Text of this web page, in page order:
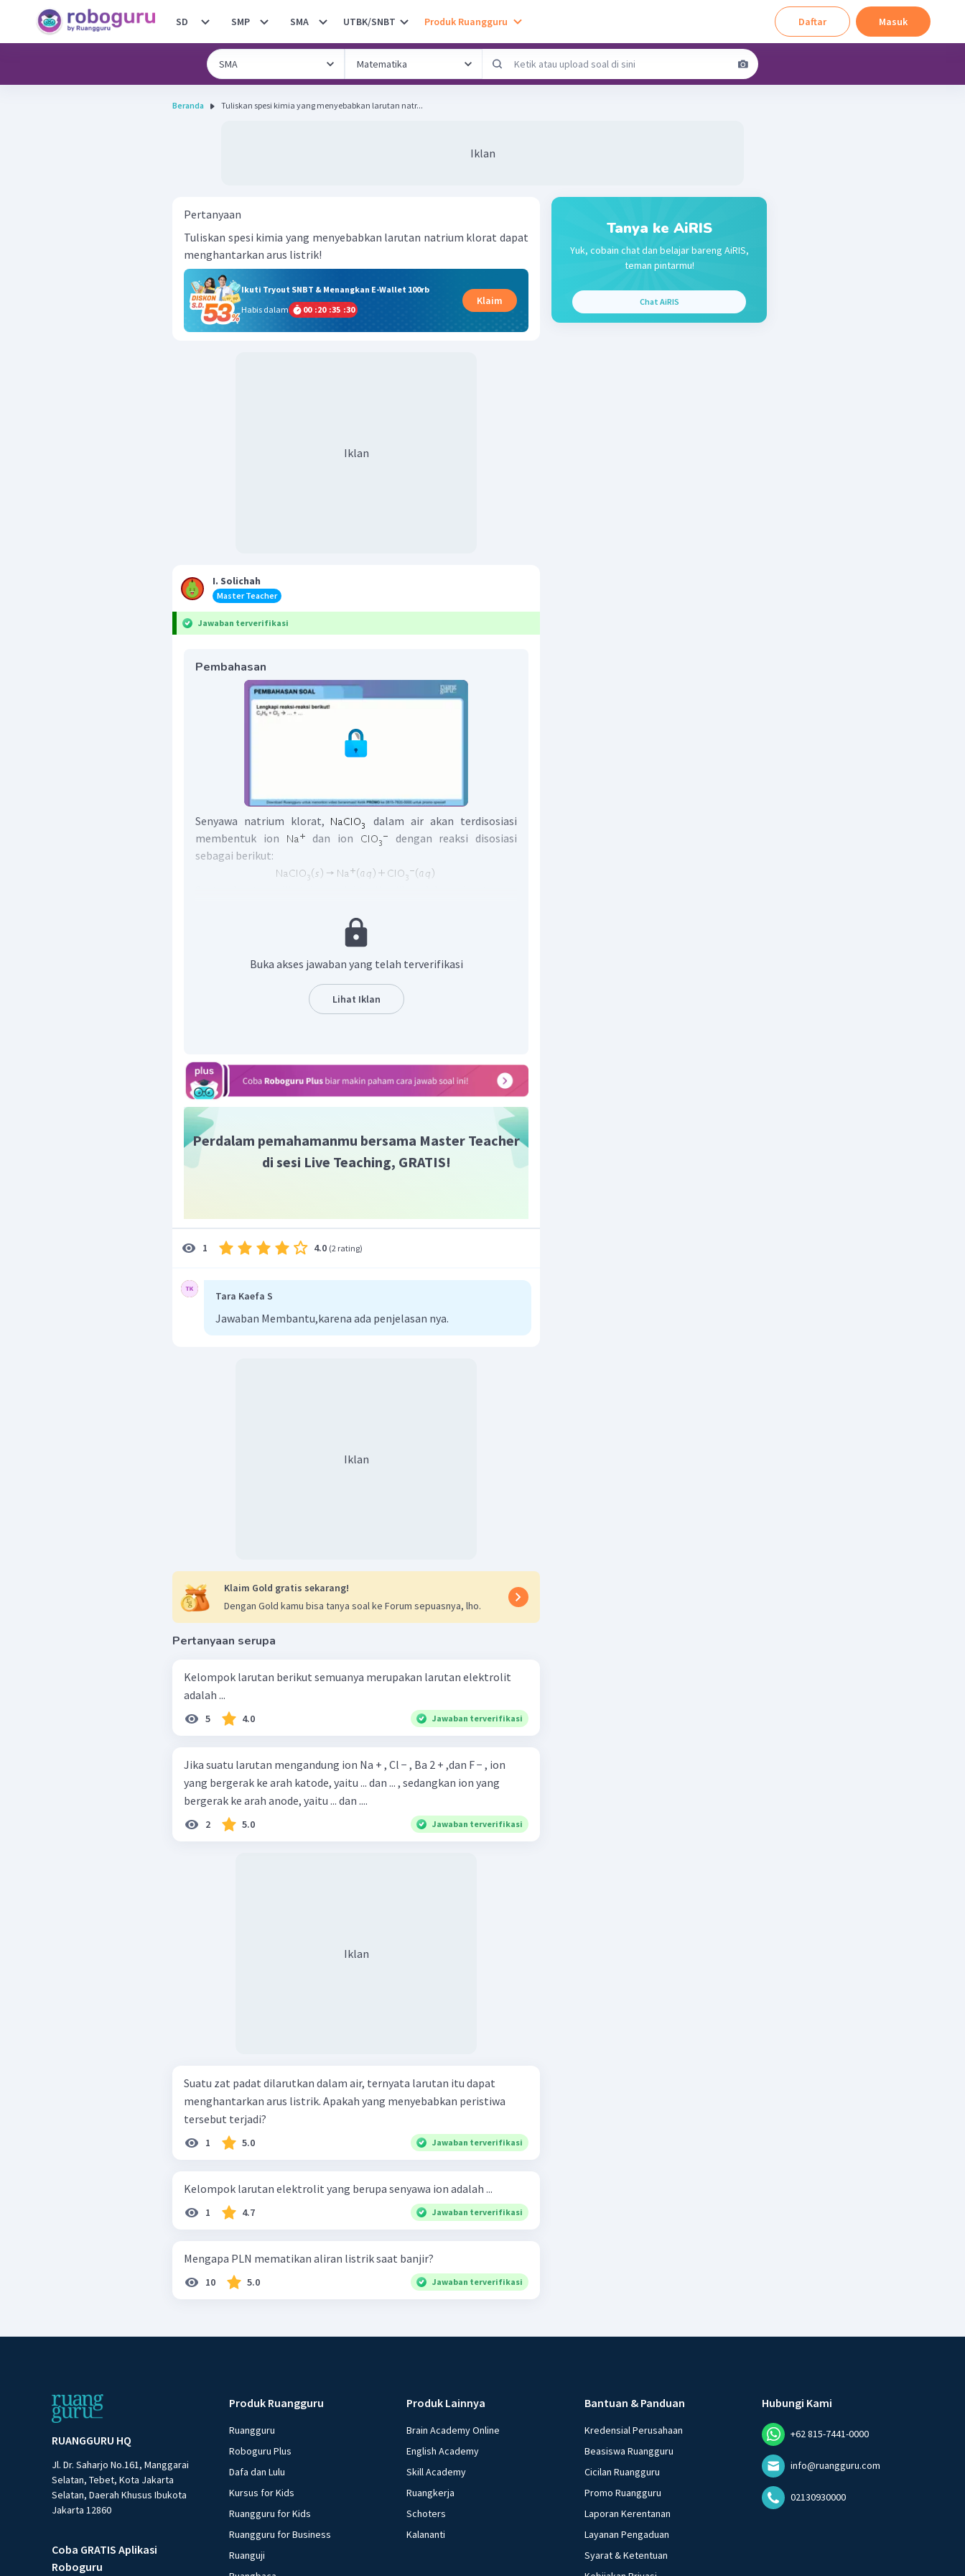
SD SMP SMA UTBK/SNBT Produk Ruangguru Daftar Masuk
Beranda Tuliskan spesi kimia yang menyebabkan larutan natr...
Iklan
Pertanyaan
Tuliskan spesi kimia yang menyebabkan larutan natrium klorat dapat
menghantarkan arus listrik!
Ikuti Tryout SNBT & Menangkan E-Wallet 100rb
Habis dalam
00 :20 :35 :29
Klaim
Iklan
I. Solichah
Master Teacher
Jawaban terverifikasi
Pembahasan
Senyawa natrium klorat,
dalam air akan terdisosiasi
membentuk ion
dan ion
dengan reaksi disosiasi
sebagai berikut:
dapat bergerak bebas. Ion-ion inilah yang membuat larutan
dapat menghantarkan arus listrik.
menghantarkan arus listrik pada larutan
Buka akses jawaban yang telah terverifikasi
Lihat Iklan
Perdalam pemahamanmu bersama Master Teacher
di sesi Live Teaching, GRATIS!
1 4.0 (2 rating)
Tara Kaefa S
Jawaban Membantu,karena ada penjelasan nya.
Iklan
Klaim Gold gratis sekarang!
Dengan Gold kamu bisa tanya soal ke Forum sepuasnya, lho.
Pertanyaan serupa
Kelompok larutan berikut semuanya merupakan larutan elektrolit
adalah ...
5 4.0 Jawaban terverifikasi
Jika suatu larutan mengandung ion Na + , Cl − , Ba 2 + ,dan F − , ion
yang bergerak ke arah katode, yaitu ... dan ... , sedangkan ion yang
bergerak ke arah anode, yaitu ... dan ....
2 5.0 Jawaban terverifikasi
Iklan
Suatu zat padat dilarutkan dalam air, ternyata larutan itu dapat
menghantarkan arus listrik. Apakah yang menyebabkan peristiwa
tersebut terjadi?
1 5.0 Jawaban terverifikasi
Kelompok larutan elektrolit yang berupa senyawa ion adalah ...
1 4.7 Jawaban terverifikasi
Mengapa PLN mematikan aliran listrik saat banjir?
10 5.0 Jawaban terverifikasi
Tanya ke AiRIS
Yuk, cobain chat dan belajar bareng AiRIS,
teman pintarmu!
Chat AiRIS
RUANGGURU HQ
Jl. Dr. Saharjo No.161, Manggarai
Selatan, Tebet, Kota Jakarta
Selatan, Daerah Khusus Ibukota
Jakarta 12860
Coba GRATIS Aplikasi
Roboguru
Produk Ruangguru
Ruangguru
Roboguru Plus
Dafa dan Lulu
Kursus for Kids
Ruangguru for Kids
Ruangguru for Business
Ruanguji
Produk Lainnya
Brain Academy Online
English Academy
Skill Academy
Ruangkerja
Schoters
Kalananti
Bantuan & Panduan
Kredensial Perusahaan
Beasiswa Ruangguru
Cicilan Ruangguru
Promo Ruangguru
Laporan Kerentanan
Layanan Pengaduan
Syarat & Ketentuan
Hubungi Kami
+62 815-7441-0000
info@ruangguru.com
02130930000